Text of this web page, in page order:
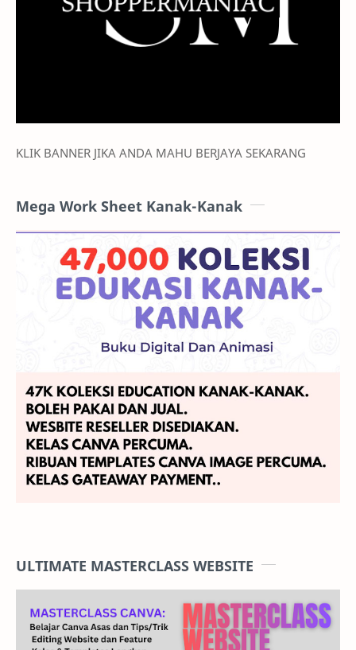
KLIK BANNER JIKA ANDA MAHU BERJAYA SEKARANG
Mega Work Sheet Kanak-Kanak
ULTIMATE MASTERCLASS WEBSITE